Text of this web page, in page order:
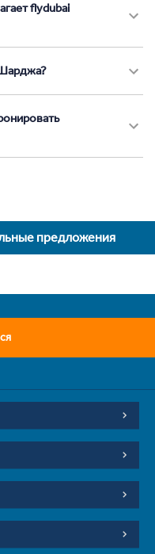
flydubai
предложения